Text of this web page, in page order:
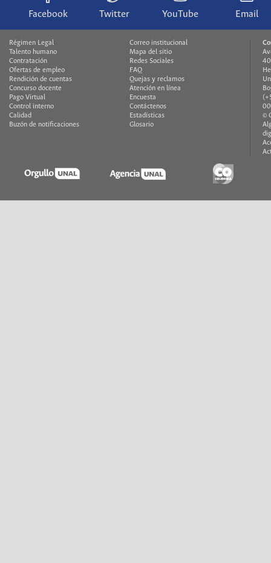
Facebook Twitter YouTube Email
Régimen Legal
Talento humano
Contratación
Ofertas de empleo
Rendición de cuentas
Concurso docente
Pago Virtual
Control interno
Calidad
Buzón de notificaciones
Correo institucional
Mapa del sitio
Redes Sociales
FAQ
Quejas y reclamos
Atención en línea
Encuesta
Contáctenos
Estadísticas
Glosario
©